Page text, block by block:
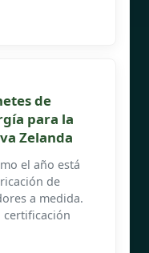
de
para la
Zelanda
el año está
de
a medida.
certificación